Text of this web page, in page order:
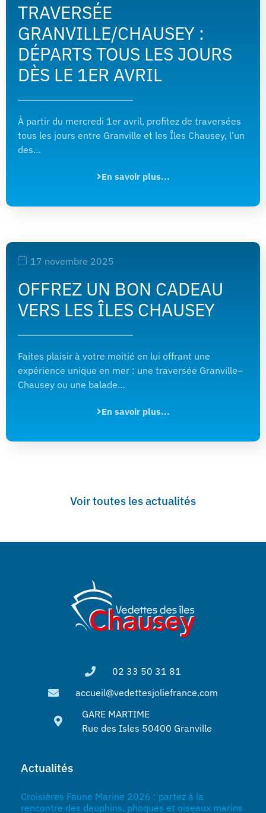
TRAVERSÉE
GRANVILLE/CHAUSEY :
DÉPARTS TOUS LES JOURS
DÈS LE 1ER AVRIL
À partir du mercredi 1er avril, profitez de traversées
tous les jours entre Granville et les Îles Chausey, l’un
des…
En savoir plus...
17 novembre 2025
OFFREZ UN BON CADEAU
VERS LES ÎLES CHAUSEY
Faites plaisir à votre moitié en lui offrant une
expérience unique en mer : une traversée Granville–
Chausey ou une balade…
En savoir plus...
Voir toutes les actualités
02 33 50 31 81
accueil@vedettesjoliefrance.com
GARE MARTIME
Rue des Isles 50400 Granville
Actualités
Croisières Faune Marine 2026 : partez à la
rencontre des dauphins, phoques et oiseaux marins